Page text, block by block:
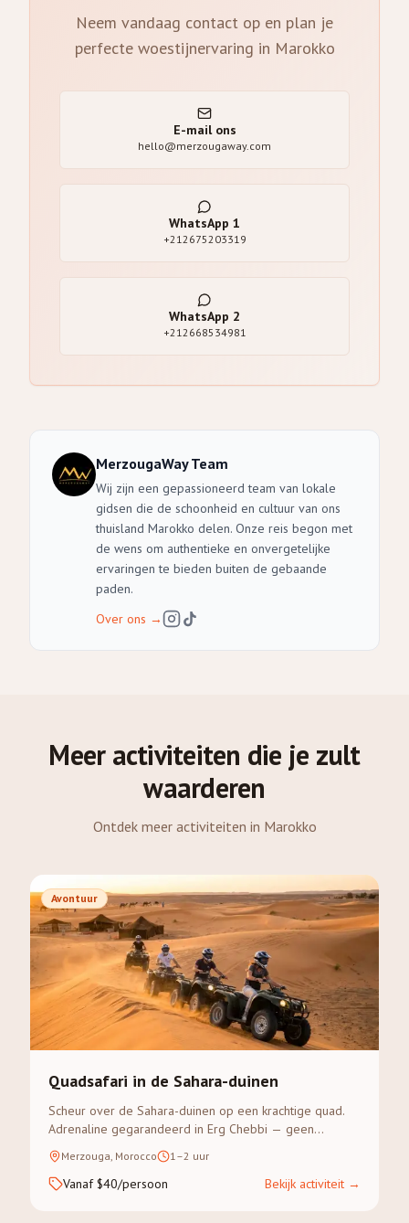
Neem vandaag contact op en plan je
perfecte woestijnervaring in Marokko
E-mail ons
hello@merzougaway.com
WhatsApp 1
+212675203319
WhatsApp 2
+212668534981
MerzougaWay Team
Wij zijn een gepassioneerd team van lokale
gidsen die de schoonheid en cultuur van ons
thuisland Marokko delen. Onze reis begon met
de wens om authentieke en onvergetelijke
ervaringen te bieden buiten de gebaande
paden.
Over ons →
Meer activiteiten die je zult
waarderen
Ontdek meer activiteiten in Marokko
Avontuur
Quadsafari in de Sahara-duinen
Scheur over de Sahara-duinen op een krachtige quad.
Adrenaline gegarandeerd in Erg Chebbi — geen
ervaring vereist.
Merzouga, Morocco 1–2 uur
Vanaf $40/persoon Bekijk activiteit →